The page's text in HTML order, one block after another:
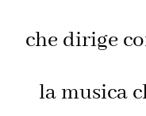
che dirige
la musica